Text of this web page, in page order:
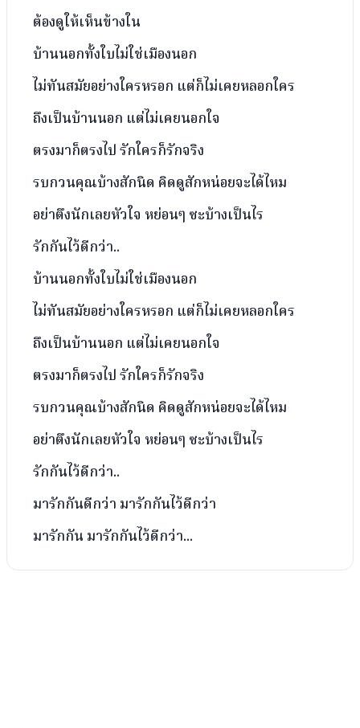
ต้องดูให้เห็นข้างใน
บ้านนอกทั้งใบไม่ใช่เมืองนอก
ไม่ทันสมัยอย่างใครหรอก แต่ก็ไม่เคยหลอกใคร
ถึงเป็นบ้านนอก แต่ไม่เคยนอกใจ
ตรงมาก็ตรงไป รักใครก็รักจริง
รบกวนคุณบ้างสักนิด คิดดูสักหน่อยจะได้ไหม
อย่าตึงนักเลยหัวใจ หย่อนๆ ซะบ้างเป็นไร
รักกันไว้ดีกว่า..
บ้านนอกทั้งใบไม่ใช่เมืองนอก
ไม่ทันสมัยอย่างใครหรอก แต่ก็ไม่เคยหลอกใคร
ถึงเป็นบ้านนอก แต่ไม่เคยนอกใจ
ตรงมาก็ตรงไป รักใครก็รักจริง
รบกวนคุณบ้างสักนิด คิดดูสักหน่อยจะได้ไหม
อย่าตึงนักเลยหัวใจ หย่อนๆ ซะบ้างเป็นไร
รักกันไว้ดีกว่า..
มารักกันดีกว่า มารักกันไว้ดีกว่า
มารักกัน มารักกันไว้ดีกว่า...